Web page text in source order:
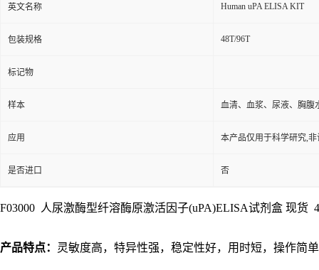
英文名称 Human uPA ELISA KIT
包装规格 48T/96T
标记物
样本 血清、血浆、尿液、胸腹
应用 本产品仅用于科学研究,
是否进口 否
F03000 人尿激酶型纤溶酶原激活因子(uPA)ELISA试剂盒 现货
产品特点： 灵敏度高，特异性强，稳定性好，用时短，操作简